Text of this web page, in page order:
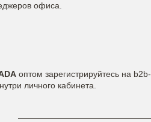
офиса.
оптом зарегистрируйтесь на b2b-
личного кабинета.